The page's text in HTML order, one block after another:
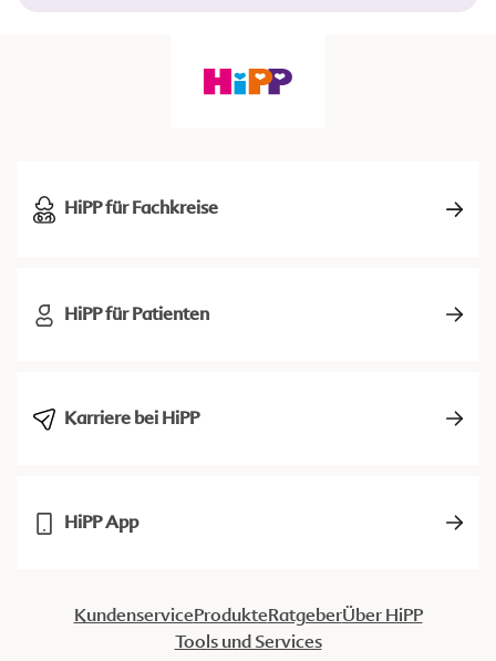
HiPP für Fachkreise
HiPP für Patienten
Karriere bei HiPP
HiPP App
KundenserviceProdukteRatgeberÜber HiPP
Tools und Services